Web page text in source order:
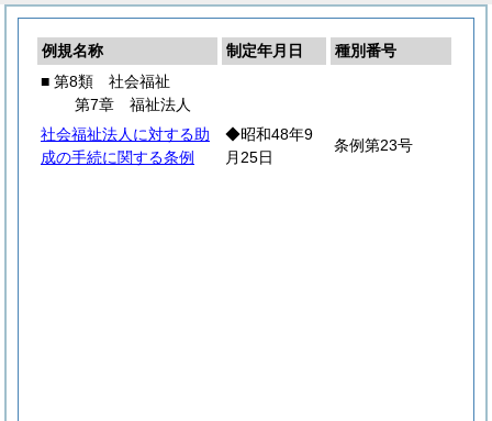
例規名称 制定年月日
種別番号
■ 第8類 社会福祉
第7章 福祉法人
社会福祉法人に対する助
成の手続に関する条例
◆昭和48年9
月25日
条例第23号